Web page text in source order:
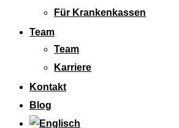
Für Krankenkassen
Team
Team
Karriere
Kontakt
Blog